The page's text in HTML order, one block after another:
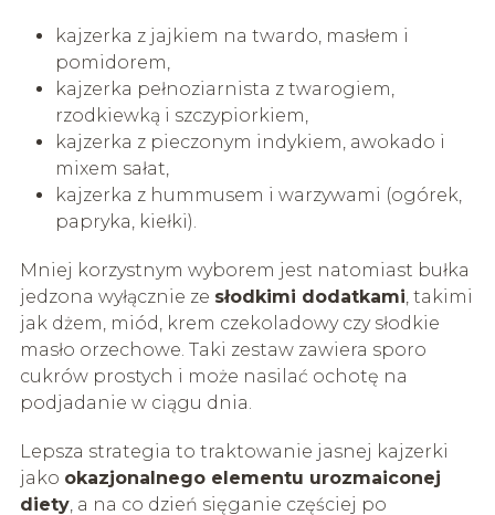
kajzerka z jajkiem na twardo, masłem i
pomidorem,
kajzerka pełnoziarnista z twarogiem,
rzodkiewką i szczypiorkiem,
kajzerka z pieczonym indykiem, awokado i
mixem sałat,
kajzerka z hummusem i warzywami (ogórek,
papryka, kiełki).
Mniej korzystnym wyborem jest natomiast bułka
jedzona wyłącznie ze słodkimi dodatkami, takimi
jak dżem, miód, krem czekoladowy czy słodkie
masło orzechowe. Taki zestaw zawiera sporo
cukrów prostych i może nasilać ochotę na
podjadanie w ciągu dnia.
Lepsza strategia to traktowanie jasnej kajzerki
jako okazjonalnego elementu urozmaiconej
diety, a na co dzień sięganie częściej po